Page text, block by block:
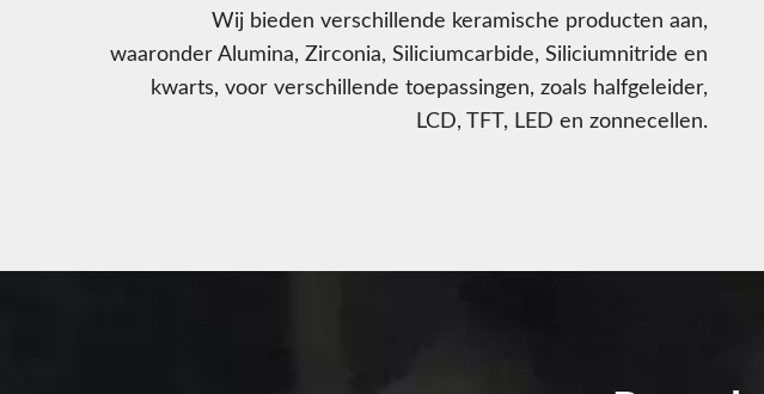
Wij bieden verschillende keramische producten aan,
waaronder Alumina, Zirconia, Siliciumcarbide, Siliciumnitride en
kwarts, voor verschillende toepassingen, zoals halfgeleider,
LCD, TFT, LED en zonnecellen.